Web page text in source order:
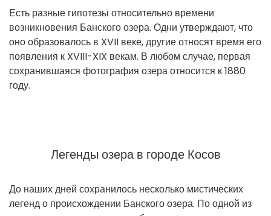
Есть разные гипотезы относительно времени
возникновения Банского озера. Одни утверждают, что
оно образовалось в XVII веке, другие относят время его
появления к XVIII-XIX векам. В любом случае, первая
сохранившаяся фотография озера относится к 1880
году.
Легенды озера в городе Косов
До наших дней сохранилось несколько мистических
легенд о происхождении Банского озера. По одной из